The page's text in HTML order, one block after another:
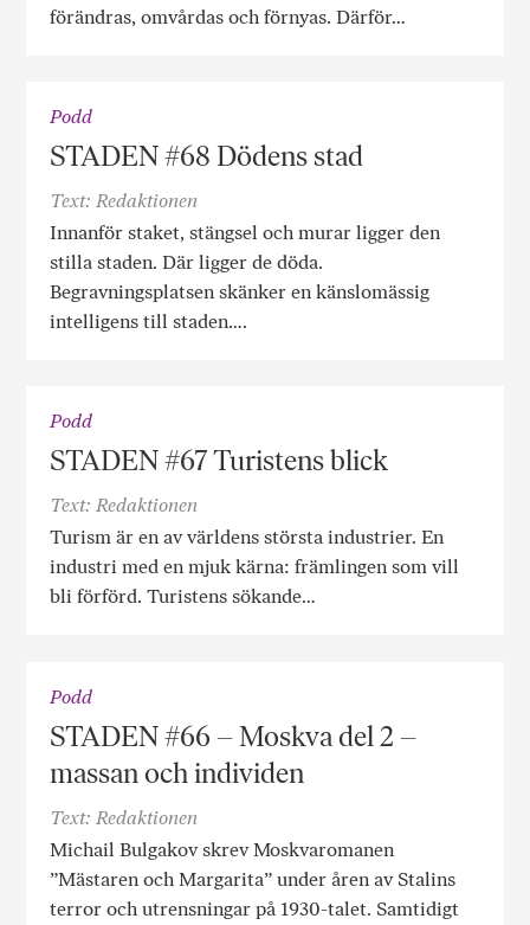
förändras, omvårdas och förnyas. Därför…
Podd
STADEN #68 Dödens stad
Text: Redaktionen
Innanför staket, stängsel och murar ligger den
stilla staden. Där ligger de döda.
Begravningsplatsen skänker en känslomässig
intelligens till staden….
Podd
STADEN #67 Turistens blick
Text: Redaktionen
Turism är en av världens största industrier. En
industri med en mjuk kärna: främlingen som vill
bli förförd. Turistens sökande…
Podd
STADEN #66 – Moskva del 2 –
massan och individen
Text: Redaktionen
Michail Bulgakov skrev Moskvaromanen
”Mästaren och Margarita” under åren av Stalins
terror och utrensningar på 1930-talet. Samtidigt